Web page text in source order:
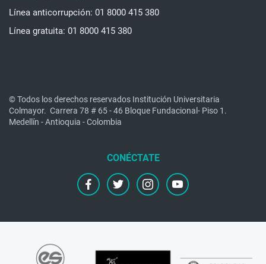
Línea anticorrupción: 01 8000 415 380
Línea gratuita: 01 8000 415 380
© Todos los derechos reservados Institución Universitaria
Colmayor. Carrera 78 # 65 - 46 Bloque Fundacional- Piso 1.
Medellín - Antioquia - Colombia